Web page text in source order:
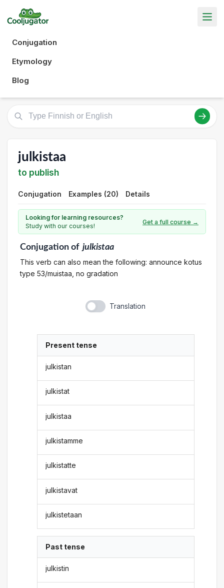
Conjugation
Etymology
Blog
julkistaa
to publish
Conjugation Examples (20) Details
Looking for learning resources?
Study with our courses!
Get a full course →
Conjugationof julkistaa
This verb can also mean the following: announce kotus
type 53/muistaa, no gradation
Translation
Present tense
julkistan
julkistat
julkistaa
julkistamme
julkistatte
julkistavat
julkistetaan
Past tense
julkistin